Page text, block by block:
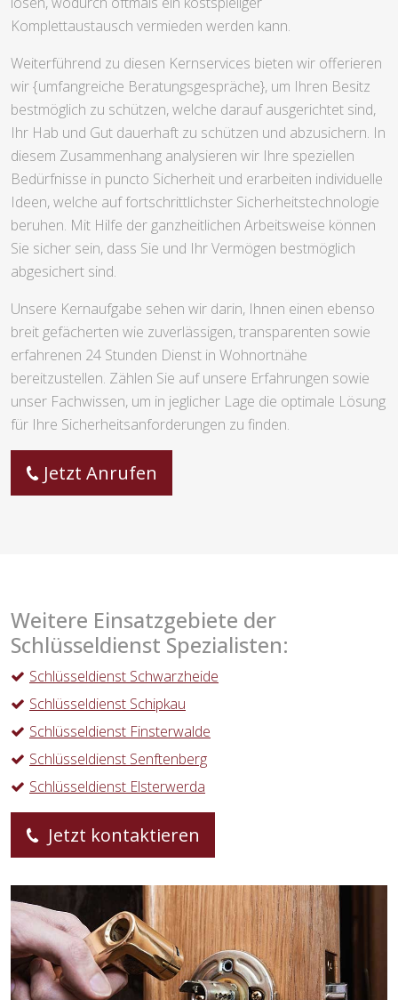
Komplettaustausch vermieden werden kann.
Weiterführend zu diesen Kernservices bieten wir offerieren
wir {umfangreiche Beratungsgespräche}, um Ihren Besitz
bestmöglich zu schützen, welche darauf ausgerichtet sind,
Ihr Hab und Gut dauerhaft zu schützen und abzusichern. In
diesem Zusammenhang analysieren wir Ihre speziellen
Bedürfnisse in puncto Sicherheit und erarbeiten individuelle
Ideen, welche auf fortschrittlichster Sicherheitstechnologie
beruhen. Mit Hilfe der ganzheitlichen Arbeitsweise können
Sie sicher sein, dass Sie und Ihr Vermögen bestmöglich
abgesichert sind.
Unsere Kernaufgabe sehen wir darin, Ihnen einen ebenso
breit gefächerten wie zuverlässigen, transparenten sowie
erfahrenen 24 Stunden Dienst in Wohnortnähe
bereitzustellen. Zählen Sie auf unsere Erfahrungen sowie
unser Fachwissen, um in jeglicher Lage die optimale Lösung
für Ihre Sicherheitsanforderungen zu finden.
Jetzt Anrufen
Weitere Einsatzgebiete der
Schlüsseldienst Spezialisten:
Schlüsseldienst Schwarzheide
Schlüsseldienst Schipkau
Schlüsseldienst Finsterwalde
Schlüsseldienst Senftenberg
Schlüsseldienst Elsterwerda
Jetzt kontaktieren